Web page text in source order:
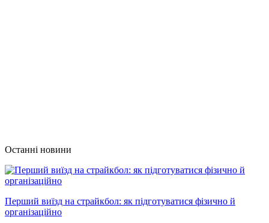
Останні новини
Перший виїзд на страйкбол: як підготуватися фізично й
організаційно